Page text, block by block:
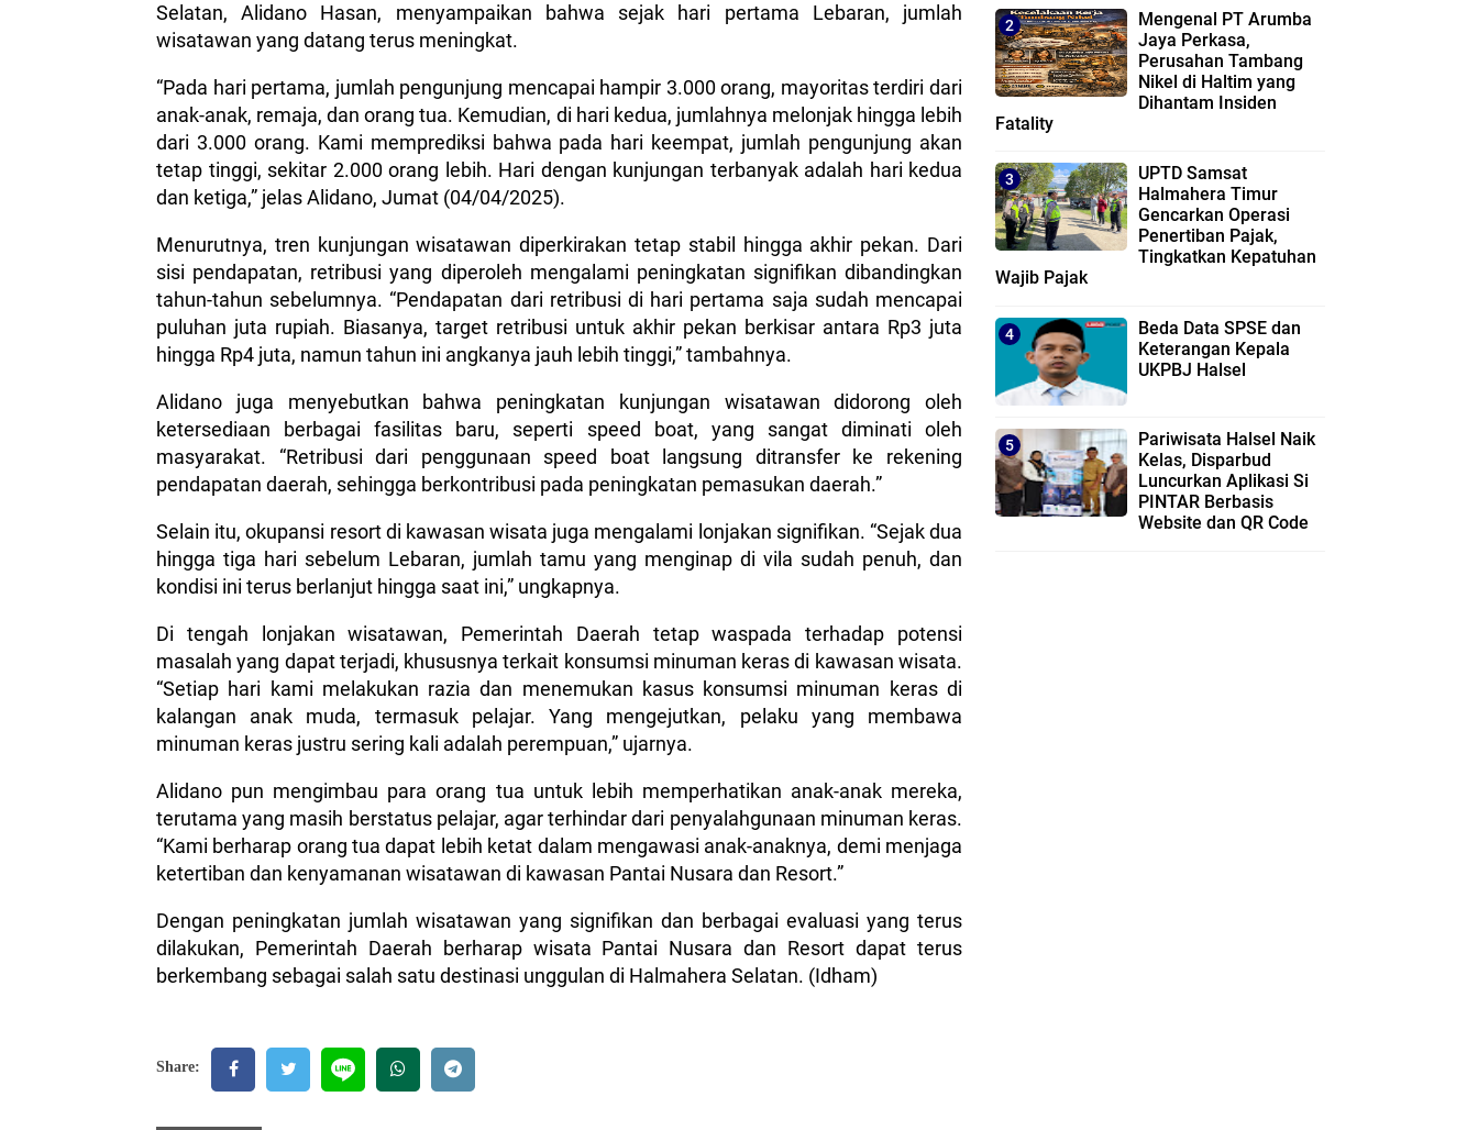
Selatan, Alidano Hasan, menyampaikan bahwa sejak hari pertama Lebaran, jumlah
wisatawan yang datang terus meningkat.
“Pada hari pertama, jumlah pengunjung mencapai hampir 3.000 orang, mayoritas terdiri dari
anak-anak, remaja, dan orang tua. Kemudian, di hari kedua, jumlahnya melonjak hingga lebih
dari 3.000 orang. Kami memprediksi bahwa pada hari keempat, jumlah pengunjung akan
tetap tinggi, sekitar 2.000 orang lebih. Hari dengan kunjungan terbanyak adalah hari kedua
dan ketiga,” jelas Alidano, Jumat (04/04/2025).
Menurutnya, tren kunjungan wisatawan diperkirakan tetap stabil hingga akhir pekan. Dari
sisi pendapatan, retribusi yang diperoleh mengalami peningkatan signifikan dibandingkan
tahun-tahun sebelumnya. “Pendapatan dari retribusi di hari pertama saja sudah mencapai
puluhan juta rupiah. Biasanya, target retribusi untuk akhir pekan berkisar antara Rp3 juta
hingga Rp4 juta, namun tahun ini angkanya jauh lebih tinggi,” tambahnya.
Alidano juga menyebutkan bahwa peningkatan kunjungan wisatawan didorong oleh
ketersediaan berbagai fasilitas baru, seperti speed boat, yang sangat diminati oleh
masyarakat. “Retribusi dari penggunaan speed boat langsung ditransfer ke rekening
pendapatan daerah, sehingga berkontribusi pada peningkatan pemasukan daerah.”
Selain itu, okupansi resort di kawasan wisata juga mengalami lonjakan signifikan. “Sejak dua
hingga tiga hari sebelum Lebaran, jumlah tamu yang menginap di vila sudah penuh, dan
kondisi ini terus berlanjut hingga saat ini,” ungkapnya.
Di tengah lonjakan wisatawan, Pemerintah Daerah tetap waspada terhadap potensi
masalah yang dapat terjadi, khususnya terkait konsumsi minuman keras di kawasan wisata.
“Setiap hari kami melakukan razia dan menemukan kasus konsumsi minuman keras di
kalangan anak muda, termasuk pelajar. Yang mengejutkan, pelaku yang membawa
minuman keras justru sering kali adalah perempuan,” ujarnya.
Alidano pun mengimbau para orang tua untuk lebih memperhatikan anak-anak mereka,
terutama yang masih berstatus pelajar, agar terhindar dari penyalahgunaan minuman keras.
“Kami berharap orang tua dapat lebih ketat dalam mengawasi anak-anaknya, demi menjaga
ketertiban dan kenyamanan wisatawan di kawasan Pantai Nusara dan Resort.”
Dengan peningkatan jumlah wisatawan yang signifikan dan berbagai evaluasi yang terus
dilakukan, Pemerintah Daerah berharap wisata Pantai Nusara dan Resort dapat terus
berkembang sebagai salah satu destinasi unggulan di Halmahera Selatan. (Idham)
Share:
Mengenal PT Arumba
Jaya Perkasa,
Perusahan Tambang
Nikel di Haltim yang
Dihantam Insiden
Fatality
UPTD Samsat
Halmahera Timur
Gencarkan Operasi
Penertiban Pajak,
Tingkatkan Kepatuhan
Wajib Pajak
Beda Data SPSE dan
Keterangan Kepala
UKPBJ Halsel
Pariwisata Halsel Naik
Kelas, Disparbud
Luncurkan Aplikasi Si
PINTAR Berbasis
Website dan QR Code